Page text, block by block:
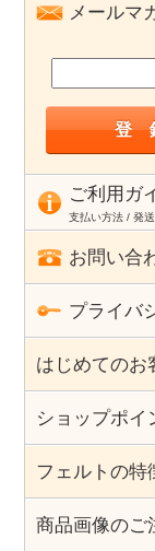
メールマ
ご利用ガ
支払い方法 / 発
お問い合
プライバ
はじめてのお
ショップポイ
フェルトの特
商品画像のご